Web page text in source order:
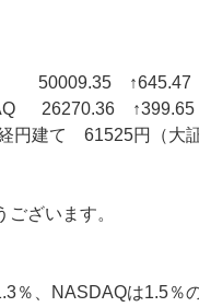
50009.35 ↑645.47（
26270.36 ↑399.65
円建て 61525円（大
ございます。
％、NASDAQは1.5％